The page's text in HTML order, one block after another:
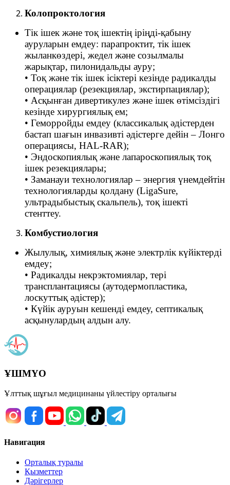
Колопроктология
Тік ішек және тоқ ішектің іріңді-қабыну
ауруларын емдеу: парапроктит, тік ішек
жыланкөздері, жедел және созылмалы
жарықтар, пилонидальды ауру;
• Тоқ және тік ішек ісіктері кезінде радикалды
операциялар (резекциялар, экстирпациялар);
• Асқынған дивертикулез және ішек өтімсіздігі
кезінде хирургиялық ем;
• Геморройды емдеу (классикалық әдістерден
бастап шағын инвазивті әдістерге дейін – Лонго
операциясы, HAL-RAR);
• Эндоскопиялық және лапароскопиялық тоқ
ішек резекциялары;
• Заманауи технологиялар – энергия үнемдейтін
технологияларды қолдану (LigaSure,
ультрадыбыстық скальпель), тоқ ішекті
стенттеу.
Комбустиология
Жылулық, химиялық және электрлік күйіктерді
емдеу;
• Радикалды некрэктомиялар, тері
трансплантациясы (аутодермопластика,
лоскуттық әдістер);
• Күйік ауруын кешенді емдеу, септикалық
асқынулардың алдын алу.
ҰШМҮО
Ұлттық шұғыл медицинаны үйлестіру орталығы
Навигация
Орталық туралы
Қызметтер
Дәрігерлер